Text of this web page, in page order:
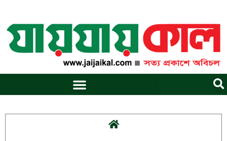
content